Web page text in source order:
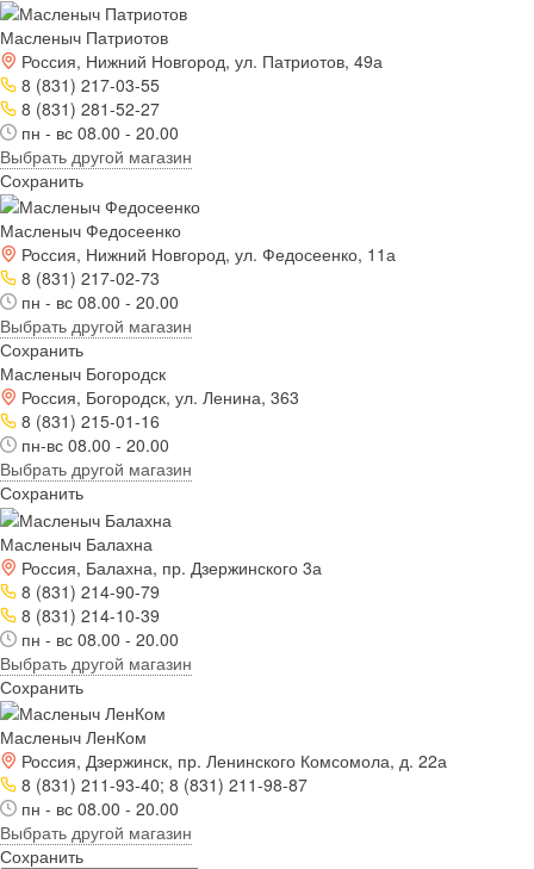
Масленыч Патриотов
Россия, Нижний Новгород, ул. Патриотов, 49а
8 (831) 217-03-55
8 (831) 281-52-27
пн - вс 08.00 - 20.00
Выбрать другой магазин
Сохранить
Масленыч Федосеенко
Россия, Нижний Новгород, ул. Федосеенко, 11а
8 (831) 217-02-73
пн - вс 08.00 - 20.00
Выбрать другой магазин
Сохранить
Масленыч Богородск
Россия, Богородск, ул. Ленина, 363
8 (831) 215-01-16
пн-вс 08.00 - 20.00
Выбрать другой магазин
Сохранить
Масленыч Балахна
Россия, Балахна, пр. Дзержинского 3а
8 (831) 214-90-79
8 (831) 214-10-39
пн - вс 08.00 - 20.00
Выбрать другой магазин
Сохранить
Масленыч ЛенКом
Россия, Дзержинск, пр. Ленинского Комсомола, д. 22а
8 (831) 211-93-40; 8 (831) 211-98-87
пн - вс 08.00 - 20.00
Выбрать другой магазин
Сохранить